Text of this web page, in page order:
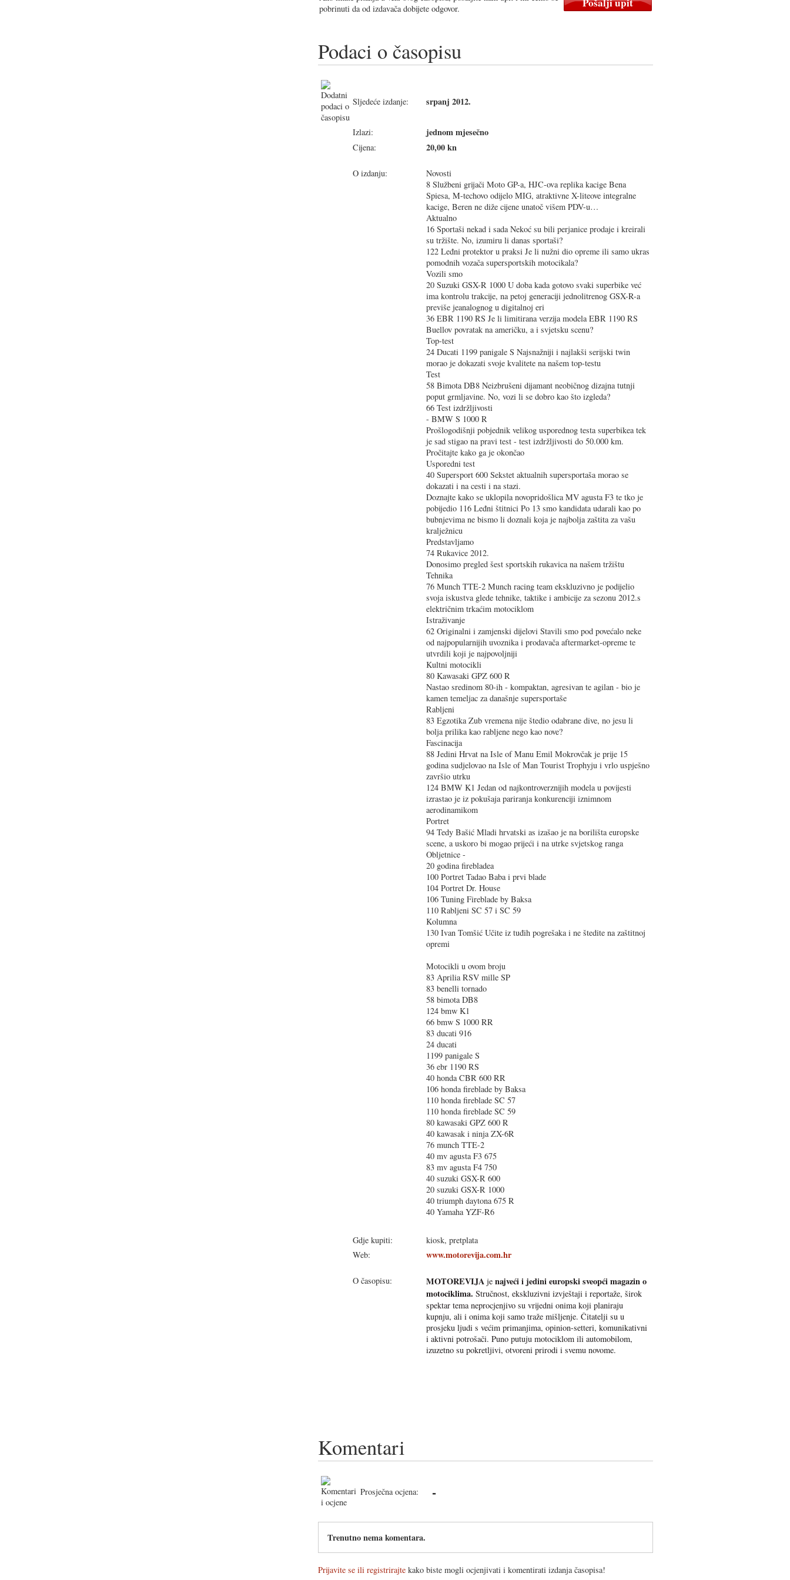
pobrinuti da od izdavača dobijete odgovor.
Podaci o časopisu
Sljedeće izdanje: srpanj 2012.
Izlazi: jednom mjesečno
Cijena: 20,00 kn
O izdanju:
Novosti
8 Službeni grijači Moto GP-a, HJC-ova replika kacige Bena
Spiesa, M-techovo odijelo MIG, atraktivne X-liteove integralne
kacige, Beren ne diže cijene unatoč višem PDV-u…
Aktualno
16 Sportaši nekad i sada Nekoć su bili perjanice prodaje i kreirali
su tržište. No, izumiru li danas sportaši?
122 Leđni protektor u praksi Je li nužni dio opreme ili samo ukras
pomodnih vozača supersportskih motocikala?
Vozili smo
20 Suzuki GSX-R 1000 U doba kada gotovo svaki superbike već
ima kontrolu trakcije, na petoj generaciji jednolitrenog GSX-R-a
previše jeanalognog u digitalnoj eri
36 EBR 1190 RS Je li limitirana verzija modela EBR 1190 RS
Buellov povratak na američku, a i svjetsku scenu?
Top-test
24 Ducati 1199 panigale S Najsnažniji i najlakši serijski twin
morao je dokazati svoje kvalitete na našem top-testu
Test
58 Bimota DB8 Neizbrušeni dijamant neobičnog dizajna tutnji
poput grmljavine. No, vozi li se dobro kao što izgleda?
66 Test izdržljivosti
- BMW S 1000 R
Prošlogodišnji pobjednik velikog usporednog testa superbikea tek
je sad stigao na pravi test - test izdržljivosti do 50.000 km.
Pročitajte kako ga je okončao
Usporedni test
40 Supersport 600 Sekstet aktualnih supersportaša morao se
dokazati i na cesti i na stazi.
Doznajte kako se uklopila novopridošlica MV agusta F3 te tko je
pobijedio 116 Leđni štitnici Po 13 smo kandidata udarali kao po
bubnjevima ne bismo li doznali koja je najbolja zaštita za vašu
kralježnicu
Predstavljamo
74 Rukavice 2012.
Donosimo pregled šest sportskih rukavica na našem tržištu
Tehnika
76 Munch TTE-2 Munch racing team ekskluzivno je podijelio
svoja iskustva glede tehnike, taktike i ambicije za sezonu 2012.s
električnim trkaćim motociklom
Istraživanje
62 Originalni i zamjenski dijelovi Stavili smo pod povećalo neke
od najpopularnijih uvoznika i prodavača aftermarket-opreme te
utvrdili koji je najpovoljniji
Kultni motocikli
80 Kawasaki GPZ 600 R
Nastao sredinom 80-ih - kompaktan, agresivan te agilan - bio je
kamen temeljac za današnje supersportaše
Rabljeni
83 Egzotika Zub vremena nije štedio odabrane dive, no jesu li
bolja prilika kao rabljene nego kao nove?
Fascinacija
88 Jedini Hrvat na Isle of Manu Emil Mokrovčak je prije 15
godina sudjelovao na Isle of Man Tourist Trophyju i vrlo uspješno
završio utrku
124 BMW K1 Jedan od najkontroverznijih modela u povijesti
izrastao je iz pokušaja pariranja konkurenciji iznimnom
aerodinamikom
Portret
94 Tedy Bašić Mladi hrvatski as izašao je na borilišta europske
scene, a uskoro bi mogao prijeći i na utrke svjetskog ranga
Obljetnice -
20 godina firebladea
100 Portret Tadao Baba i prvi blade
104 Portret Dr. House
106 Tuning Fireblade by Baksa
110 Rabljeni SC 57 i SC 59
Kolumna
130 Ivan Tomšić Učite iz tuđih pogrešaka i ne štedite na zaštitnoj
opremi
Motocikli u ovom broju
83 Aprilia RSV mille SP
83 benelli tornado
58 bimota DB8
124 bmw K1
66 bmw S 1000 RR
83 ducati 916
24 ducati
1199 panigale S
36 ebr 1190 RS
40 honda CBR 600 RR
106 honda fireblade by Baksa
110 honda fireblade SC 57
110 honda fireblade SC 59
80 kawasaki GPZ 600 R
40 kawasak i ninja ZX-6R
76 munch TTE-2
40 mv agusta F3 675
83 mv agusta F4 750
40 suzuki GSX-R 600
20 suzuki GSX-R 1000
40 triumph daytona 675 R
40 Yamaha YZF-R6
Gdje kupiti:
kiosk, pretplata
Web:
www.motorevija.com.hr
O časopisu: MOTOREVIJA je najveći i jedini europski sveopći magazin o
motociklima. Stručnost, ekskluzivni izvještaji i reportaže, širok
spektar tema neprocjenjivo su vrijedni onima koji planiraju
kupnju, ali i onima koji samo traže mišljenje. Čitatelji su u
prosjeku ljudi s većim primanjima, opinion-setteri, komunikativni
i aktivni potrošači. Puno putuju motociklom ili automobilom,
izuzetno su pokretljivi, otvoreni prirodi i svemu novome.
Komentari
Prosječna ocjena: -
Trenutno nema komentara.
Prijavite se ili registrirajte kako biste mogli ocjenjivati i komentirati izdanja časopisa!